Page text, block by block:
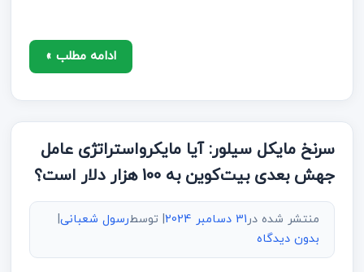
ادامه مطلب »
سرنخ مایکل سیلور: آیا مایکرواستراتژی عامل
جهش بعدی بیت‌کوین به 100 هزار دلار است؟
منتشر شده در31 دسامبر 2024 | توسطرسول شعبانی|
بدون دیدگاه